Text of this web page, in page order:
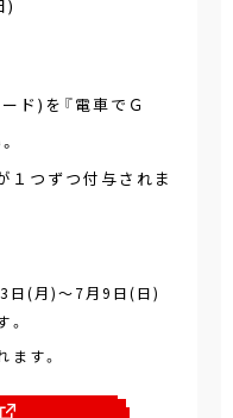
)
ド)を『電車でＧ
１つずつ付与されま
日(月)～7月9日(日)
す。